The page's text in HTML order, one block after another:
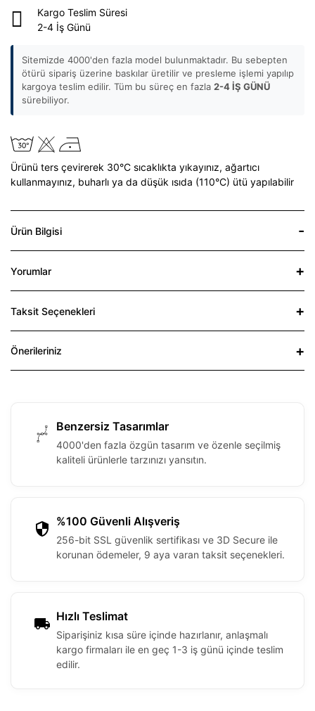
Kargo Teslim Süresi
2-4 İş Günü
Sitemizde 4000'den fazla model bulunmaktadır. Bu sebepten
ötürü sipariş üzerine baskılar üretilir ve presleme işlemi yapılıp
kargoya teslim edilir. Tüm bu süreç en fazla 2-4 İŞ GÜNÜ
sürebiliyor.
Ürünü ters çevirerek 30°C sıcaklıkta yıkayınız, ağartıcı
kullanmayınız, buharlı ya da düşük ısıda (110°C) ütü yapılabilir
Ürün Bilgisi
Yorumlar
Taksit Seçenekleri
Önerileriniz
Benzersiz Tasarımlar
4000'den fazla özgün tasarım ve özenle seçilmiş
kaliteli ürünlerle tarzınızı yansıtın.
%100 Güvenli Alışveriş
256-bit SSL güvenlik sertifikası ve 3D Secure ile
korunan ödemeler, 9 aya varan taksit seçenekleri.
Hızlı Teslimat
Siparişiniz kısa süre içinde hazırlanır, anlaşmalı
kargo firmaları ile en geç 1-3 iş günü içinde teslim
edilir.